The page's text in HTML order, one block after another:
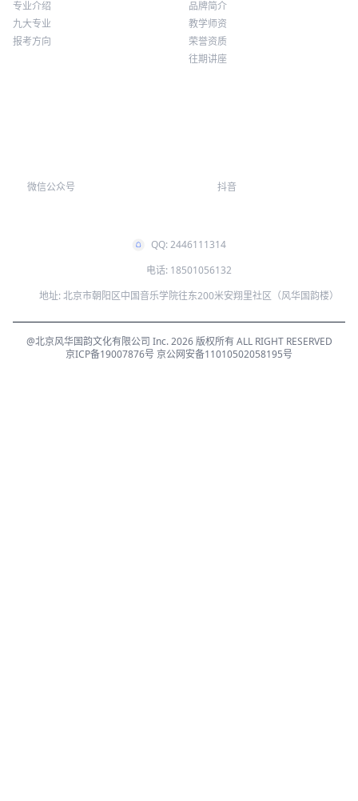
专业介绍
九大专业
报考方向
品牌简介
教学师资
荣誉资质
往期讲座
微信公众号 抖音
QQ: 2446111314
电话: 18501056132
地址: 北京市朝阳区中国音乐学院往东200米安翔里社区（风华国韵楼）
@北京风华国韵文化有限公司 Inc. 2026 版权所有 ALL RIGHT RESERVED
京ICP备19007876号 京公网安备11010502058195号